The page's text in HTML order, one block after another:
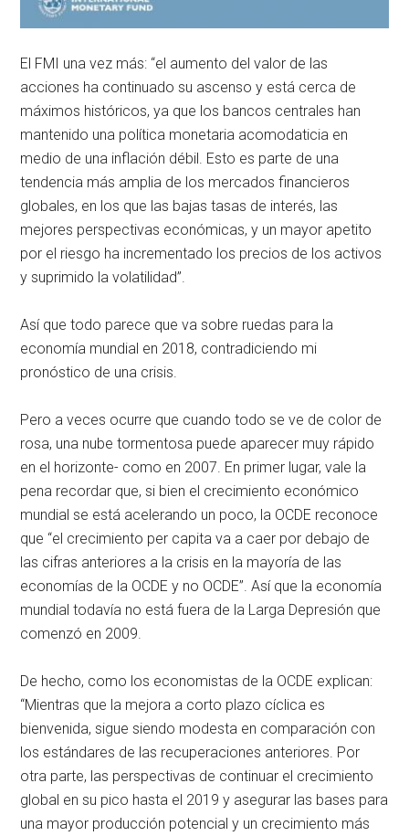
El FMI una vez más: “el aumento del valor de las
acciones ha continuado su ascenso y está cerca de
máximos históricos, ya que los bancos centrales han
mantenido una política monetaria acomodaticia en
medio de una inflación débil. Esto es parte de una
tendencia más amplia de los mercados financieros
globales, en los que las bajas tasas de interés, las
mejores perspectivas económicas, y un mayor apetito
por el riesgo ha incrementado los precios de los activos
y suprimido la volatilidad”.
Así que todo parece que va sobre ruedas para la
economía mundial en 2018, contradiciendo mi
pronóstico de una crisis.
Pero a veces ocurre que cuando todo se ve de color de
rosa, una nube tormentosa puede aparecer muy rápido
en el horizonte- como en 2007. En primer lugar, vale la
pena recordar que, si bien el crecimiento económico
mundial se está acelerando un poco, la OCDE reconoce
que “el crecimiento per capita va a caer por debajo de
las cifras anteriores a la crisis en la mayoría de las
economías de la OCDE y no OCDE”. Así que la economía
mundial todavía no está fuera de la Larga Depresión que
comenzó en 2009.
De hecho, como los economistas de la OCDE explican:
“Mientras que la mejora a corto plazo cíclica es
bienvenida, sigue siendo modesta en comparación con
los estándares de las recuperaciones anteriores. Por
otra parte, las perspectivas de continuar el crecimiento
global en su pico hasta el 2019 y asegurar las bases para
una mayor producción potencial y un crecimiento más